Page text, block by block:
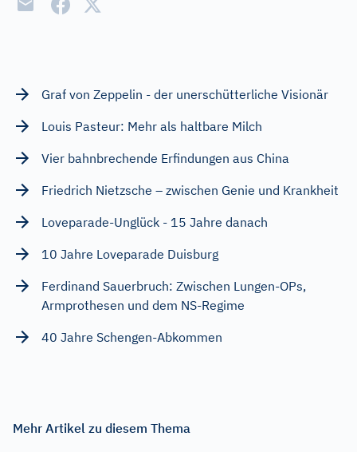
Graf von Zeppelin - der unerschütterliche Visionär
Louis Pasteur: Mehr als haltbare Milch
Vier bahnbrechende Erfindungen aus China
Friedrich Nietzsche – zwischen Genie und Krankheit
Loveparade-Unglück - 15 Jahre danach
10 Jahre Loveparade Duisburg
Ferdinand Sauerbruch: Zwischen Lungen-OPs,
Armprothesen und dem NS-Regime
40 Jahre Schengen-Abkommen
Mehr Artikel zu diesem Thema